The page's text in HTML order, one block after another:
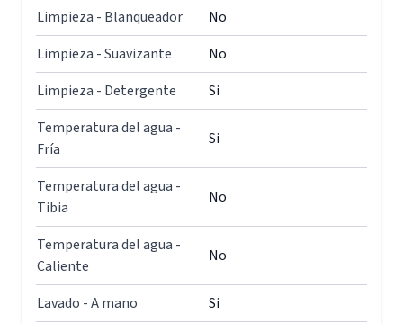
Limpieza - Blanqueador
No
Limpieza - Suavizante
No
Limpieza - Detergente
Si
Temperatura del agua -
Fría
Si
Temperatura del agua -
Tibia
No
Temperatura del agua -
Caliente
No
Lavado - A mano Si